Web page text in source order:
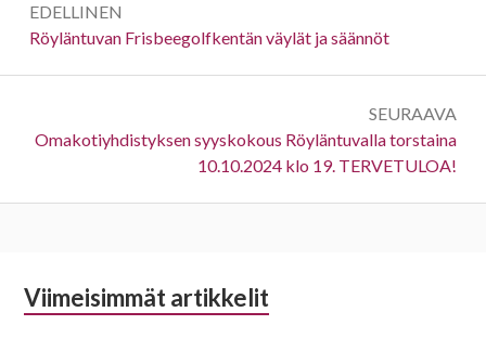
selaus
EDELLINEN
Edellinen:
Röyläntuvan Frisbeegolfkentän väylät ja säännöt
SEURAAVA
Seuraava:
Omakotiyhdistyksen syyskokous Röyläntuvalla torstaina
10.10.2024 klo 19. TERVETULOA!
Alapalkin
Viimeisimmät artikkelit